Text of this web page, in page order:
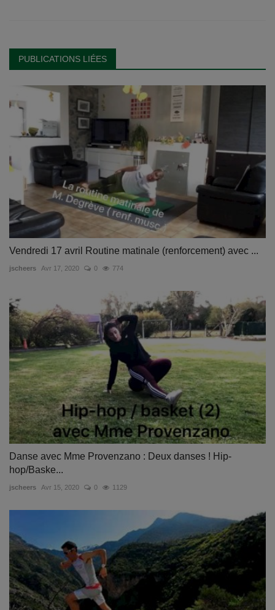
PUBLICATIONS LIÉES
Vendredi 17 avril Routine matinale (renforcement) avec ...
jscheers Avr 17, 2020 0 774
Danse avec Mme Provenzano : Deux danses ! Hip-
hop/Baske...
jscheers Avr 15, 2020 0 1129